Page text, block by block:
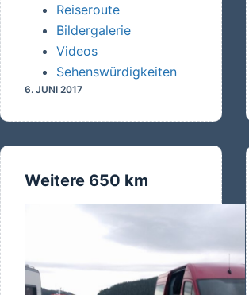
Reiseroute
Bildergalerie
Videos
Sehenswürdigkeiten
6. JUNI 2017
Weitere 650 km